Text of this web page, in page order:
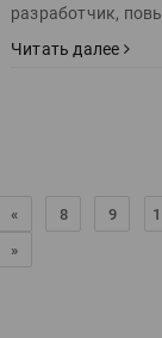
разработчик,
Читать далее
« 8 9
»